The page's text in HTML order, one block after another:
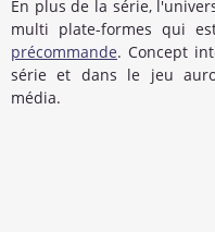
En plus de la série,
multi plate-formes qui
précommande. Concept
série et dans le jeu
média.